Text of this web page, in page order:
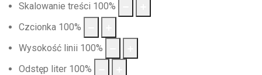
Skalowanie treści 100%
Czcionka 100%
Wysokość linii 100%
Odstęp liter 100%